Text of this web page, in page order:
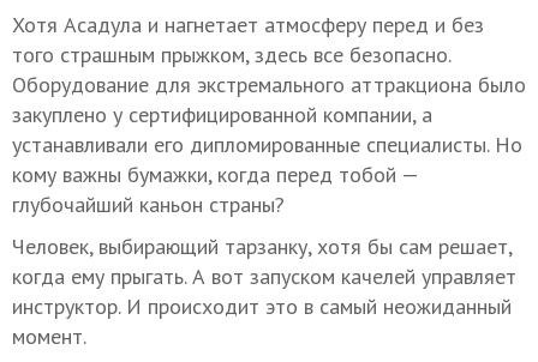
Хотя Асадула и нагнетает атмосферу перед и без
того страшным прыжком, здесь все безопасно.
Оборудование для экстремального аттракциона было
закуплено у сертифицированной компании, а
устанавливали его дипломированные специалисты. Но
кому важны бумажки, когда перед тобой —
глубочайший каньон страны?
Человек, выбирающий тарзанку, хотя бы сам решает,
когда ему прыгать. А вот запуском качелей управляет
инструктор. И происходит это в самый неожиданный
момент.